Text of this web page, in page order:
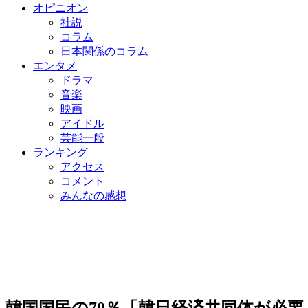
オピニオン
社説
コラム
日本関係のコラム
エンタメ
ドラマ
音楽
映画
アイドル
芸能一般
ランキング
アクセス
コメント
みんなの感想